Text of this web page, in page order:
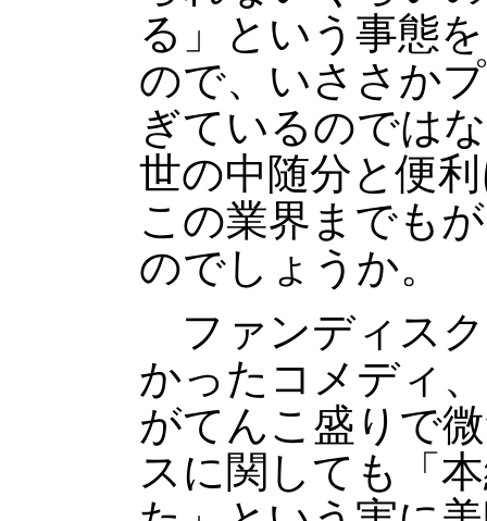
る」という事態
ので、いささか
ぎているのでは
世の中随分と便
この業界までも
のでしょうか。
ファンディス
かったコメディ
がてんこ盛りで
スに関しても「